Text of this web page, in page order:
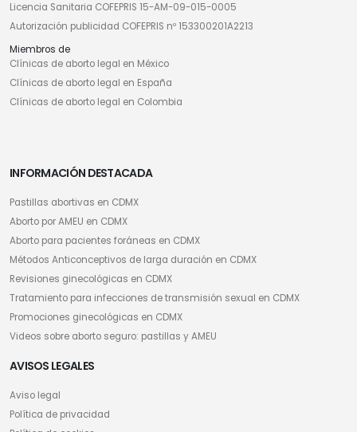
Licencia Sanitaria COFEPRIS 15-AM-09-015-0005
Autorización publicidad COFEPRIS nº 153300201A2213
Miembros de
Clínicas de aborto legal en México
Clínicas de aborto legal en España
Clínicas de aborto legal en Colombia
INFORMACIÓN DESTACADA
Pastillas abortivas en CDMX
Aborto por AMEU en CDMX
Aborto para pacientes foráneas en CDMX
Métodos Anticonceptivos de larga duración en CDMX
Revisiones ginecológicas en CDMX
Tratamiento para infecciones de transmisión sexual en CDMX
Promociones ginecológicas en CDMX
Videos sobre aborto seguro: pastillas y AMEU
AVISOS LEGALES
Aviso legal
Política de privacidad